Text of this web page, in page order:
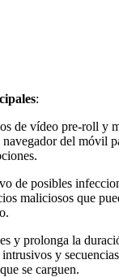
:
de vídeo pre-roll y
navegador del móvil
de posibles
maliciosos que
y prolonga la
y
se carguen.